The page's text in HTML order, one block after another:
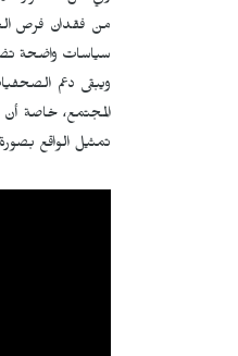
من فقدان فرص
سياسات واضحة
ويبقى دعم
المجتمع، خاصة
تمثيل الواقع